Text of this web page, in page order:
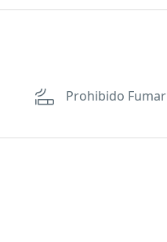
Prohibido Fumar